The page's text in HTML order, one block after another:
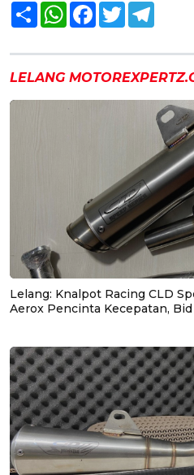
Share WhatsAppFacebook
Twitter
LELANG
Lelang: Knalpot Racing CLD
Aerox Pencinta Kecepatan,